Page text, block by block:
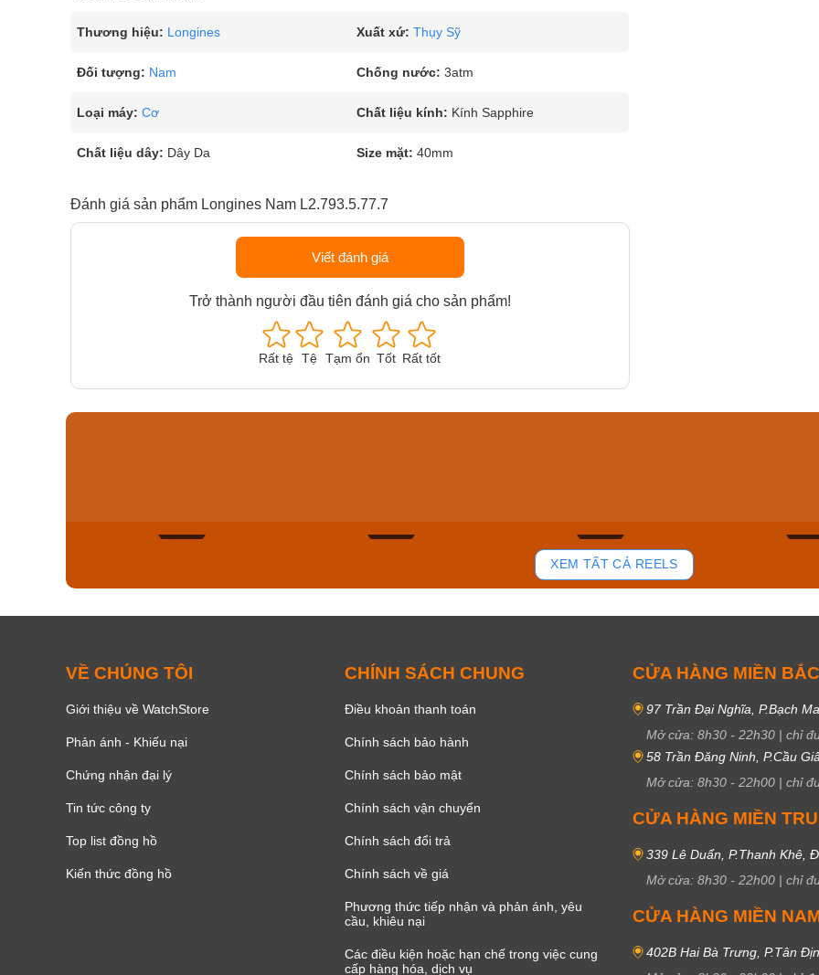
Thương hiệu: Longines Xuất xứ: Thụy Sỹ
Đối tượng: Nam Chống nước: 3atm
Loại máy: Cơ Chất liệu kính: Kính Sapphire
Chất liệu dây: Dây Da Size mặt: 40mm
Đánh giá sản phẩm Longines Nam L2.793.5.77.7
Viết đánh giá
Trở thành người đầu tiên đánh giá cho sản phẩm!
Rất tệ Tệ Tạm ổn Tốt Rất tốt
39
XEM TẤT CẢ REELS
VỀ CHÚNG TÔI
Giới thiệu về WatchStore
Phản ánh - Khiếu nại
Chứng nhận đại lý
Tin tức công ty
Top list đồng hồ
Kiến thức đồng hồ
CHÍNH SÁCH CHUNG
Điều khoản thanh toán
Chính sách bảo hành
Chính sách bảo mật
Chính sách vận chuyển
Chính sách đổi trả
Chính sách về giá
Phương thức tiếp nhận và phản ánh, yêu
cầu, khiêu nại
Các điều kiện hoặc hạn chế trong việc cung
cấp hàng hóa, dịch vụ
CỬA HÀNG MIỀN BẮC
97 Trần Đại Nghĩa, P.Bạch
Mở cửa: 8h30 - 22h30 | chỉ
58 Trần Đăng Ninh, P.Cầu
Mở cửa: 8h30 - 22h00 | chỉ
CỬA HÀNG MIỀN
339 Lê Duẩn, P.Thanh Khê,
Mở cửa: 8h30 - 22h00 | chỉ
CỬA HÀNG MIỀN
402B Hai Bà Trưng, P.Tân